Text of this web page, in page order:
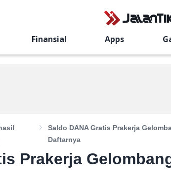
Finansial Apps
Saldo DANA Gratis Prakerja
Daftarnya
Prakerja